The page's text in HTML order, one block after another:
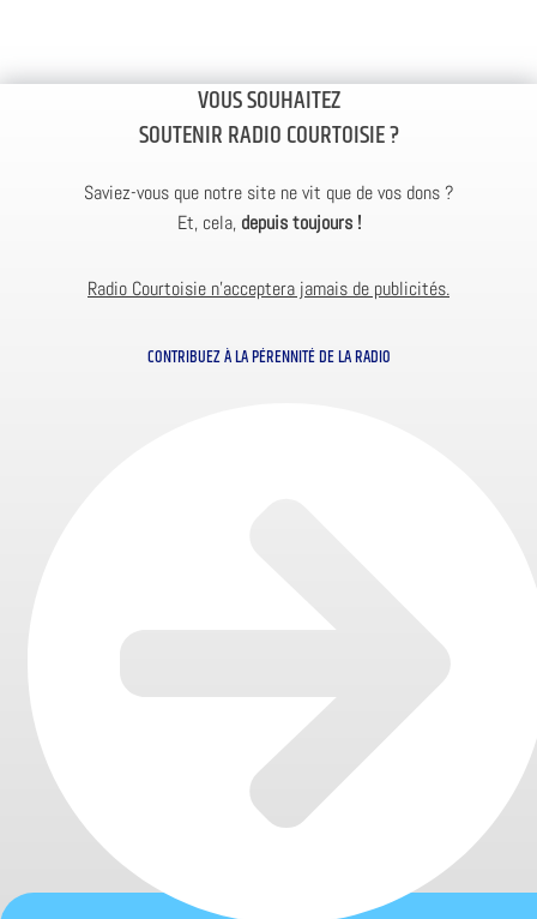
VOUS SOUHAITEZ
SOUTENIR RADIO COURTOISIE ?
Saviez-vous que notre site ne vit que de vos dons ?
Et, cela, depuis toujours !
Radio Courtoisie n’acceptera jamais de publicités.
CONTRIBUEZ À LA PÉRENNITÉ DE LA RADIO